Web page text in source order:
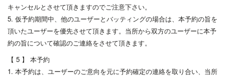
キャンセルとさせて頂きますのでご注意下さい。
5. 仮予約期間中、他のユーザーとバッティングの場合は、本予約の旨を
頂いたユーザーを優先させて頂きます。当所から双方のユーザーに本予
約の旨について確認のご連絡をさせて頂きます。
【 5 】 本予約
1. 本予約は、ユーザーのご意向を元に予約確定の連絡を取り合い、当所